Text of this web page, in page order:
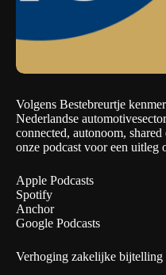
Volgens Bestebreurtje
Nederlandse
connected, autonoom,
onze podcast voor een uitleg
Apple Podcasts
Spotify
Anchor
Google Podcasts
Verhoging zakelijke bijtelling